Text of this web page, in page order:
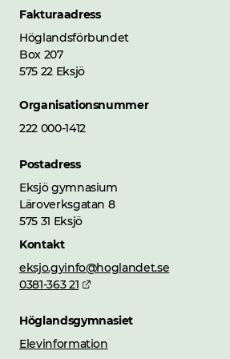
Fakturaadress
Höglandsförbundet
Box 207
575 22 Eksjö
Organisationsnummer
222 000-1412
Postadress
Eksjö gymnasium
Läroverksgatan 8
575 31 Eksjö
Kontakt
eksjo.gyinfo@hoglandet.se
0381-363 21
Länk till annan webbplats.
Höglandsgymnasiet
Elevinformation